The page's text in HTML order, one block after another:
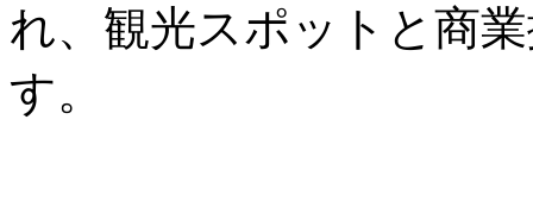
れ、観光スポットと商
す。